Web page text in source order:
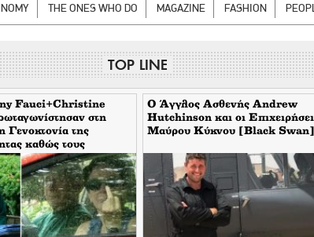
THE ONES WHO DO MAGAZINE FASHION
TOP LINE
Fauci+Christine
στη
Γενοκτονία της
καθώς τους
μηντιακές ερπύστριες
Τώρα η σύζυγος
στους
Ο Άγγλος Ασθενής Andrew
Hutchinson και οι
Μαύρου Κύκνου [Black Swan]